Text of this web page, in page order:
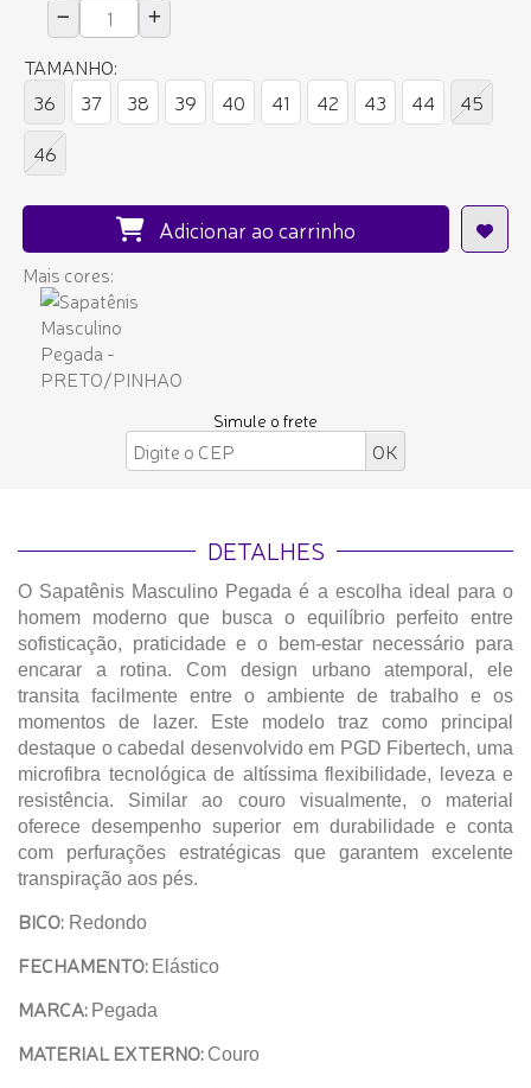
TAMANHO:
36
37 38 39 40 41 42 43 44
45
46
Adicionar ao carrinho
Mais cores:
Simule o frete
DETALHES
O Sapatênis Masculino Pegada é a escolha ideal para o
homem moderno que busca o equilíbrio perfeito entre
sofisticação, praticidade e o bem-estar necessário para
encarar a rotina. Com design urbano atemporal, ele
transita facilmente entre o ambiente de trabalho e os
momentos de lazer. Este modelo traz como principal
destaque o cabedal desenvolvido em PGD Fibertech, uma
microfibra tecnológica de altíssima flexibilidade, leveza e
resistência. Similar ao couro visualmente, o material
oferece desempenho superior em durabilidade e conta
com perfurações estratégicas que garantem excelente
transpiração aos pés.
BICO: Redondo
FECHAMENTO: Elástico
MARCA: Pegada
MATERIAL EXTERNO: Couro